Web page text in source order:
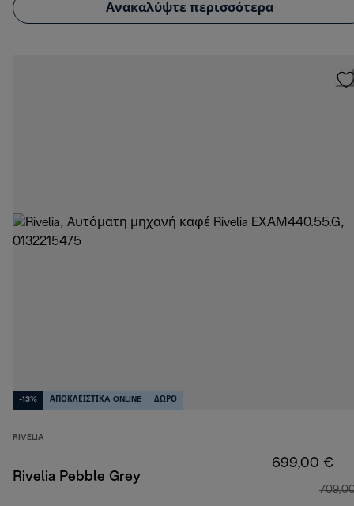
Ανακαλύψτε περισσότερα
-13% ΑΠΟΚΛΕΙΣΤΙΚA ONLINE ΔΩΡΟ
RIVELIA
Rivelia Pebble Grey
699,00 €